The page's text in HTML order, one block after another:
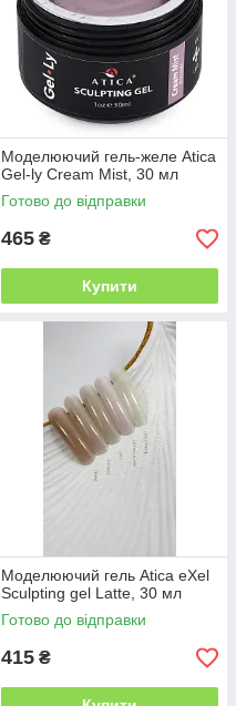
Моделюючий гель-желе Atica
Gel-ly Cream Mist, 30 мл
Готово до відправки
465 ₴
Купити
Моделюючий гель Atica eXel
Sculpting gel Latte, 30 мл
Готово до відправки
415 ₴